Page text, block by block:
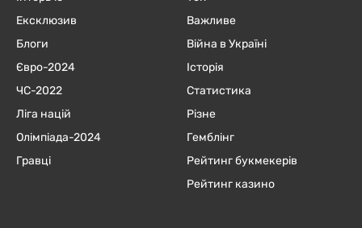
Ексклюзив
Блоги
Євро-2024
ЧC-2022
Ліга націй
Олімпіада-2024
Гравці
Важливе
Війна в Україні
Історія
Статистика
Різне
Гемблінг
Рейтинг букмекерів
Рейтинг казино